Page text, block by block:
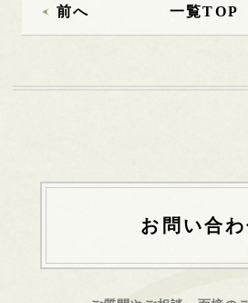
前へ 一覧TOP
お問い合わ